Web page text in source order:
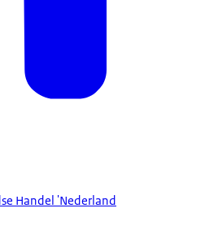
Handel 'Nederland